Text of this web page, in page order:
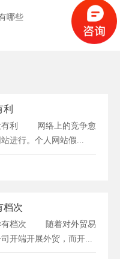
哪些
利 网络上的竞争愈
进行。个人网站假...
档次
档次 随着对外贸易
开端开展外贸，而开...